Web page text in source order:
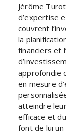
Jérôme
d’expertise
couvrent
la
financiers et
approfondie
en mesure
atteindre
efficace et
font de lui